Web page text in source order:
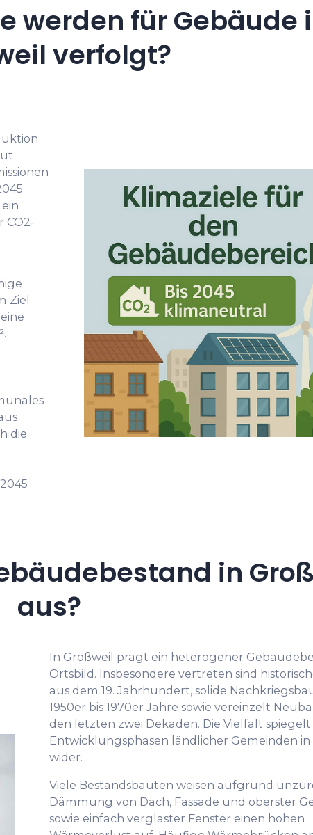
werden für Gebäude
verfolgt?
CO2-
Ziel
die
in
aus?
In Großweil prägt ein heterogener
Ortsbild. Insbesondere vertreten sind
aus dem 19. Jahrhundert, solide
1950er bis 1970er Jahre sowie vereinzelt
den letzten zwei Dekaden. Die Vielfalt spiegelt
Entwicklungsphasen ländlicher Gemeinden in
wider.
Viele Bestandsbauten weisen aufgrund
Dämmung von Dach, Fassade und oberster
sowie einfach verglaster Fenster einen hohen